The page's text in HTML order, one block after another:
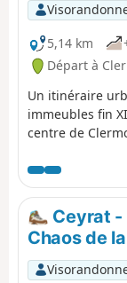
5,14 km
Départ à
Un itinéraire
immeubles fin
centre de
Ceyrat -
Chaos de